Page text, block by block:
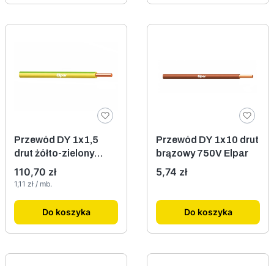
Przewód DY 1x1,5
drut żółto-zielony
100mb 750V Elpar
Cena
110,70 zł
Cena jednostkowa
1,11 zł / mb.
Do koszyka
Przewód DY 1x10 drut
brązowy 750V Elpar
Cena
5,74 zł
Do koszyka